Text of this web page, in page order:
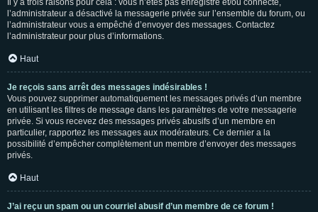
Il y a trois raisons pour cela : vous n’êtes pas enregistré et/ou connecté,
l’administrateur a désactivé la messagerie privée sur l’ensemble du forum, ou
l’administrateur vous a empêché d’envoyer des messages. Contactez
l’administrateur pour plus d’informations.
Haut
Je reçois sans arrêt des messages indésirables !
Vous pouvez supprimer automatiquement les messages privés d’un membre
en utilisant les filtres de message dans les paramètres de votre messagerie
privée. Si vous recevez des messages privés abusifs d’un membre en
particulier, rapportez les messages aux modérateurs. Ce dernier a la
possibilité d’empêcher complètement un membre d’envoyer des messages
privés.
Haut
J’ai reçu un spam ou un courriel abusif d’un membre de ce forum !